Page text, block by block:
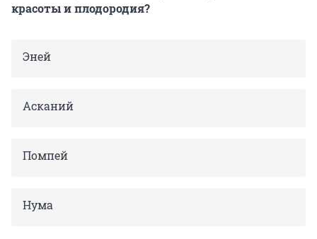
красоты и плодородия?
Эней
Асканий
Помпей
Нума